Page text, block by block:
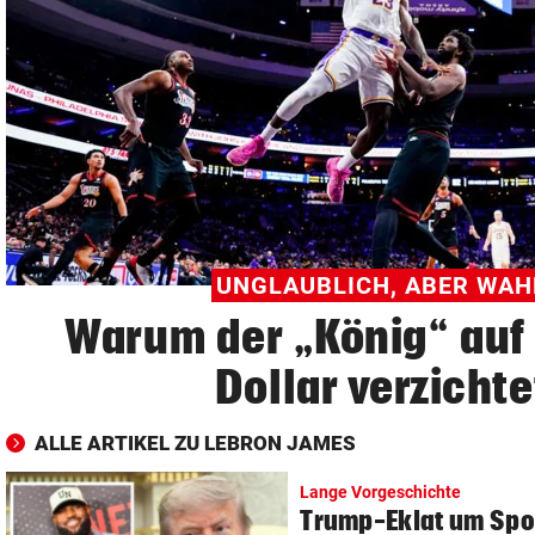
© Krone Multimedia GmbH & Co KG 2026
Muthgasse 2, 1190 Wien
UNGLAUBLICH, ABER
Warum der „König“ auf
Dollar
ALLE ARTIKEL ZU LEBRON JAMES
Lange Vorgeschichte
Trump-Eklat um